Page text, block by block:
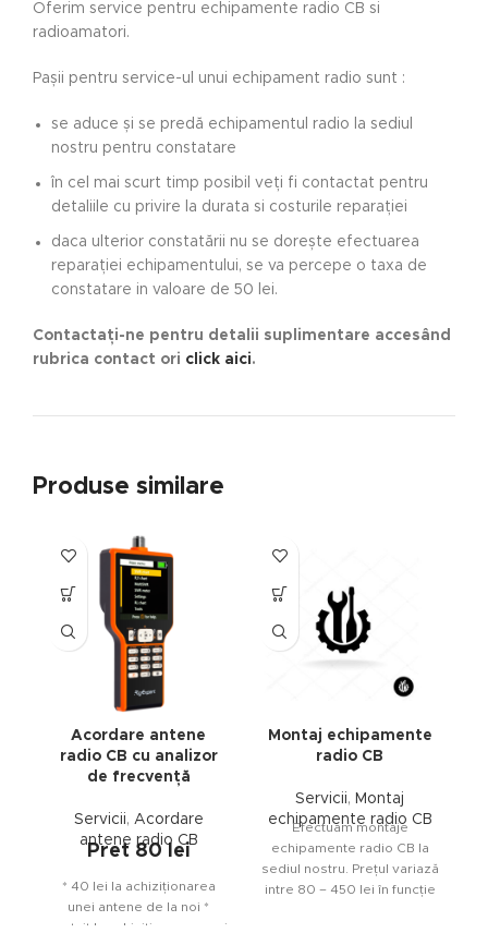
Oferim service pentru echipamente radio CB si
radioamatori.
Pașii pentru service-ul unui echipament radio sunt :
se aduce și se predă echipamentul radio la sediul
nostru pentru constatare
în cel mai scurt timp posibil veți fi contactat pentru
detaliile cu privire la durata si costurile reparației
daca ulterior constatării nu se dorește efectuarea
reparației echipamentului, se va percepe o taxa de
constatare in valoare de 50 lei.
Contactați-ne pentru detalii suplimentare accesând
rubrica contact ori click aici.
Produse similare
Acordare antene
radio CB cu analizor
de frecvență
Servicii, Acordare
antene radio CB
Pret 80 lei
* 40 lei la achiziționarea
unei antene de la noi *
gratuit la achiziționarea unui
Montaj echipamente
radio CB
Servicii, Montaj
echipamente radio CB
Efectuam montaje
echipamente radio CB la
sediul nostru. Prețul variază
intre 80 – 450 lei în funcție